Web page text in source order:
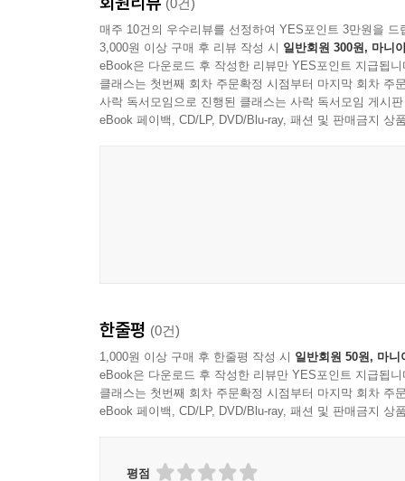
(0건)
매주 10건의 우수리뷰를 선정하여 YES포인트 3만원을 드
3,000원 이상 구매 후 리뷰 작성 시 일반회원 300원, 마니
eBook은 다운로드 후 작성한 리뷰만 YES포인트 지급됩니
클래스는 첫번째 회차 주문확정 시점부터 마지막 회차 주
사락 독서모임으로 진행된 클래스는 사락 독서모임 게시
eBook 페이백, CD/LP, DVD/Blu-ray, 패션 및 판매금지 상
한줄평 (0건)
1,000원 이상 구매 후 한줄평 작성 시 일반회원 50원, 마니
eBook은 다운로드 후 작성한 리뷰만 YES포인트 지급됩니
클래스는 첫번째 회차 주문확정 시점부터 마지막 회차 주
eBook 페이백, CD/LP, DVD/Blu-ray, 패션 및 판매금지 상
평점